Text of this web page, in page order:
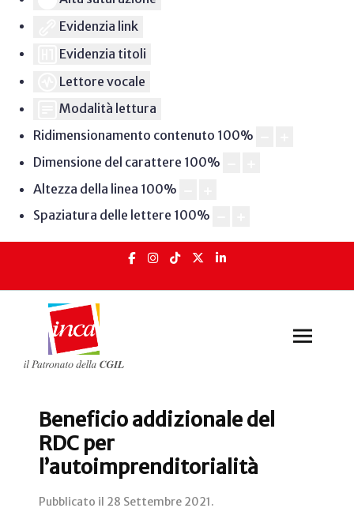
Evidenzia link
Evidenzia titoli
Lettore vocale
Modalità lettura
Ridimensionamento contenuto 100%
Dimensione del carattere 100%
Altezza della linea 100%
Spaziatura delle lettere 100%
Beneficio addizionale del
RDC per
l’autoimprenditorialità
Pubblicato il 28 Settembre 2021.